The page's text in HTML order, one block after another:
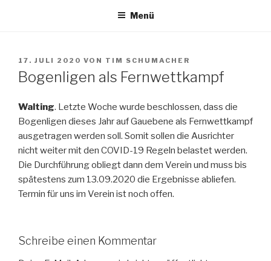
Menü
VERÖFFENTLICHT
AM
17. JULI 2020 VON TIM SCHUMACHER
Bogenligen als Fernwettkampf
Walting. Letzte Woche wurde beschlossen, dass die
Bogenligen dieses Jahr auf Gauebene als Fernwettkampf
ausgetragen werden soll. Somit sollen die Ausrichter
nicht weiter mit den COVID-19 Regeln belastet werden.
Die Durchführung obliegt dann dem Verein und muss bis
spätestens zum 13.09.2020 die Ergebnisse abliefen.
Termin für uns im Verein ist noch offen.
Schreibe einen Kommentar